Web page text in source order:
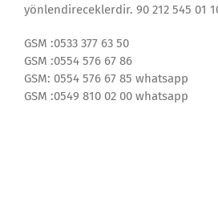
yönlendireceklerdir. 90 212 545 01
GSM :0533 377 63 50
GSM :0554 576 67 86
GSM: 0554 576 67 85 whatsapp
GSM :0549 810 02 00 whatsapp